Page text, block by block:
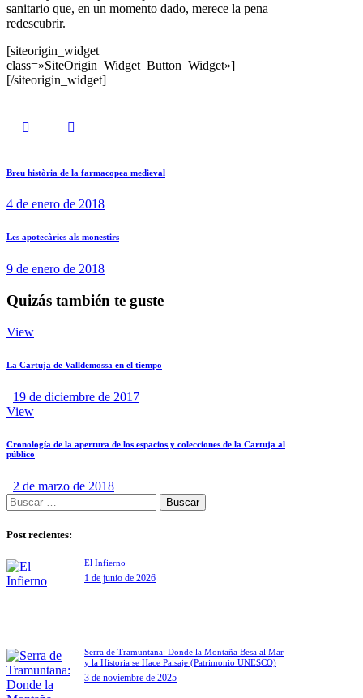
sanitario que, en un momento dado, merece la pena
redescubrir.
[siteorigin_widget
class=»SiteOrigin_Widget_Button_Widget»]
[/siteorigin_widget]
Breu història de la farmacopea medieval
4 de enero de 2018
Les apotecàries als monestirs
9 de enero de 2018
Quizás también te guste
View
La Cartuja de Valldemossa en el tiempo
19 de diciembre de 2017
View
Cronología de la apertura de los espacios y colecciones de la Cartuja al
público
2 de marzo de 2018
Post recientes:
El Infierno
1 de junio de 2026
Serra de Tramuntana: Donde la Montaña Besa al Mar
y la Historia se Hace Paisaje (Patrimonio UNESCO)
3 de noviembre de 2025